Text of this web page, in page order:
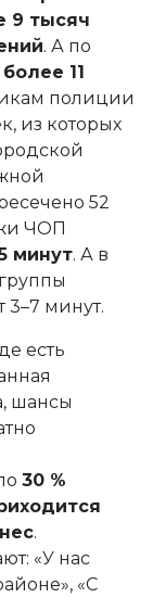
9 тысяч
. А по
более 11
полиции
из которых
52
ЧОП
минут. А в
3–7 минут.
есть
шансы
30 %
.
«У нас
«С